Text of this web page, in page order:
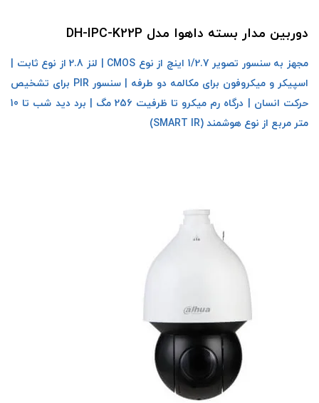
دوربین مدار بسته داهوا مدل DH-IPC-K22P
مجهز به سنسور تصویر 1/2.7 اینچ از نوع CMOS | لنز 2.8 از نوع ثابت |
اسپیکر و میکروفون برای مکالمه دو طرفه | سنسور PIR برای تشخیص
حرکت انسان | درگاه رم میکرو تا ظرفیت 256 مگ | برد دید شب تا 10
متر مربع از نوع هوشمند (SMART IR)